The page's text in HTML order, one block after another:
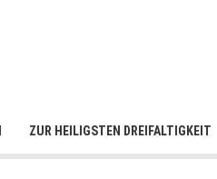
ZUR HEILIGSTEN DREIFALTIGKEIT